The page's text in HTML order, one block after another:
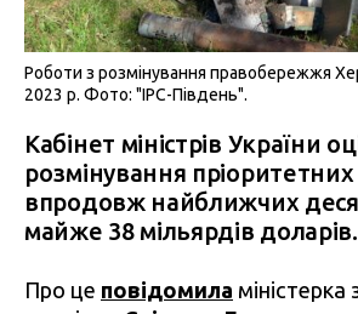
Роботи з розмінування правобережжя
2023 р. Фото: "IPC-Південь".
Кабінет міністрів України
розмінування
впродовж найближчих
майже 38 мільярдів доларів.
Про це повідомила міністерка